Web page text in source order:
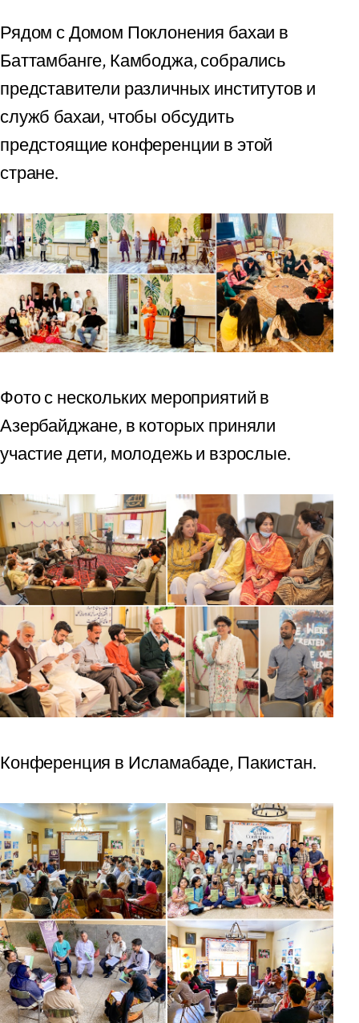
Рядом с Домом Поклонения бахаи в
Баттамбанге, Камбоджа, собрались
представители различных институтов и
служб бахаи, чтобы обсудить
предстоящие конференции в этой
стране.
Фото с нескольких мероприятий в
Азербайджане, в которых приняли
участие дети, молодежь и взрослые.
Конференция в Исламабаде, Пакистан.